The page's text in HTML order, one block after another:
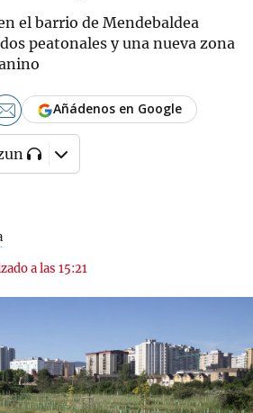
el barrio de Mendebaldea
peatonales y una nueva zona
a las 15:21
Añádenos en Google